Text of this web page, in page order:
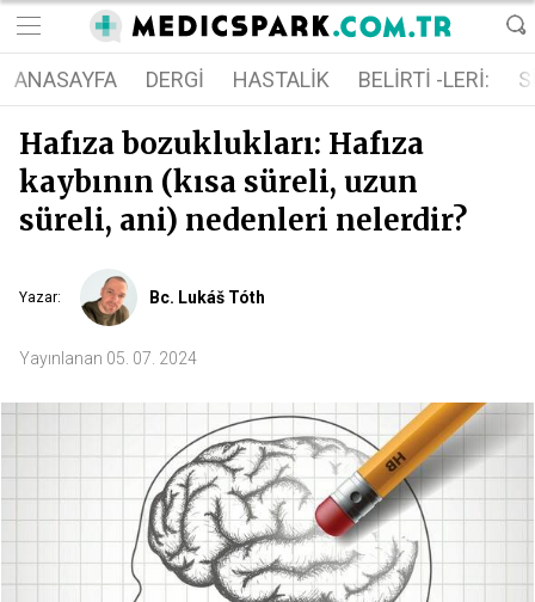
ANASAYFA DERGI HASTALIK BELIRTI -LERI:
Hafıza bozuklukları: Hafıza
kaybının (kısa süreli, uzun
süreli, ani) nedenleri nelerdir?
Yazar: Bc. Lukáš Tóth
Yayınlanan 05. 07. 2024